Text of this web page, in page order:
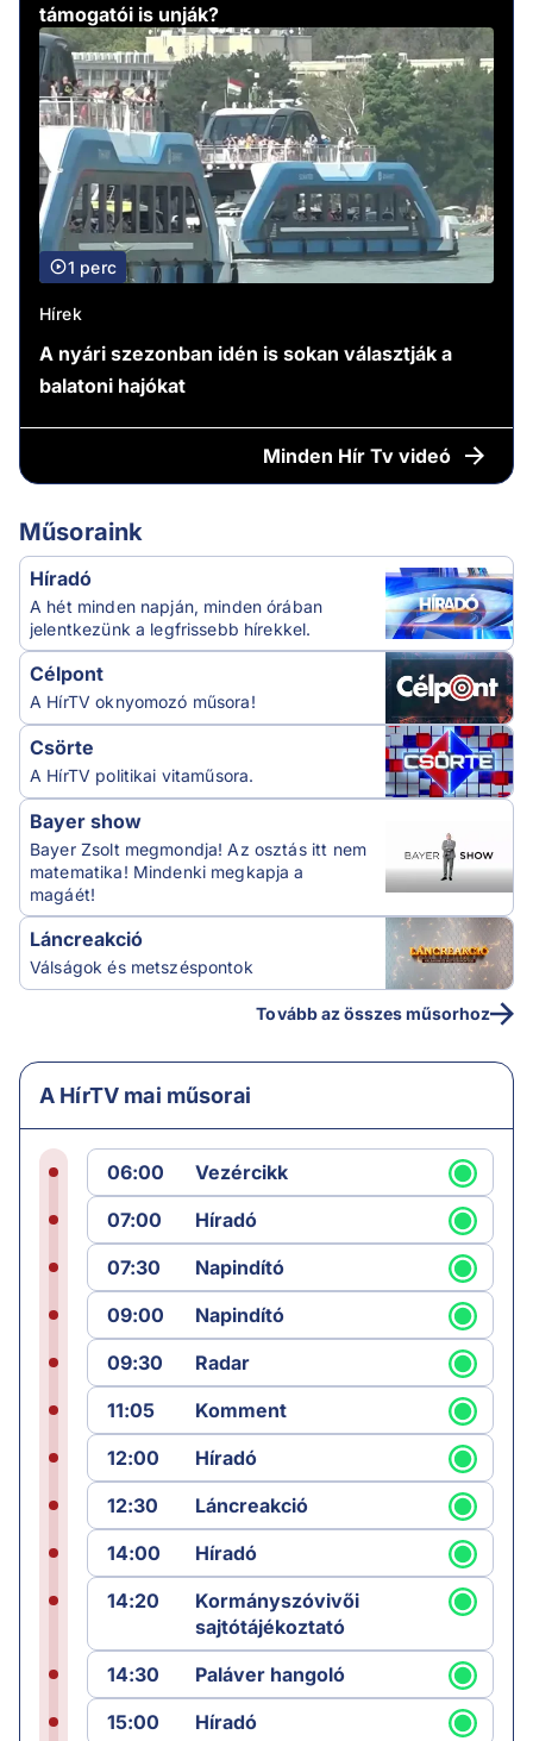
támogatói is unják?
1 perc
Hírek
A nyári szezonban idén is sokan választják a
balatoni hajókat
Minden Hír Tv videó
Műsoraink
Híradó
A hét minden napján, minden órában
jelentkezünk a legfrissebb hírekkel.
Célpont
A HírTV oknyomozó műsora!
Csörte
A HírTV politikai vitaműsora.
Bayer show
Bayer Zsolt megmondja! Az osztás itt nem
matematika! Mindenki megkapja a
magáét!
Láncreakció
Válságok és metszéspontok
Tovább az összes műsorhoz
A HírTV mai műsorai
06:00
Vezércikk
07:00
Híradó
07:30
Napindító
09:00
Napindító
09:30
Radar
11:05
Komment
12:00
Híradó
12:30
Láncreakció
14:00
Híradó
14:20
Kormányszóvivői
sajtótájékoztató
14:30
Paláver hangoló
15:00
Híradó